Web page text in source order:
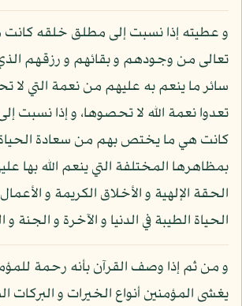
و عطيته إذا نسبت إلى مطلق خلقه كانت
تعالى من وجودهم و بقائهم و رزقهم
سائر ما ينعم به عليهم من نعمة التي لا
تعدوا نعمة الله لا تحصوها، و إذا نسبت
كانت هي ما يختص بهم من سعادة الحياة
بمظاهرها المختلفة التي ينعم الله بها
الحقة الإلهية و الأخلاق الكريمة و
الحياة الطيبة في الدنيا و الآخرة و الجنة
و من ثم إذا وصف القرآن بأنه رحمة
يغشى المؤمنين أنواع الخيرات و البركات